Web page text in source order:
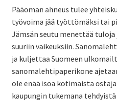
Pääoman ahneus tulee
työvoima jää työttömäksi tai
Jämsän seutu menettää
suuriin vaikeuksiin.
ja kuljettaa Suomeen
sanomalehtipaperikone
ole enää isoa kotimaista
kaupungin tukemana